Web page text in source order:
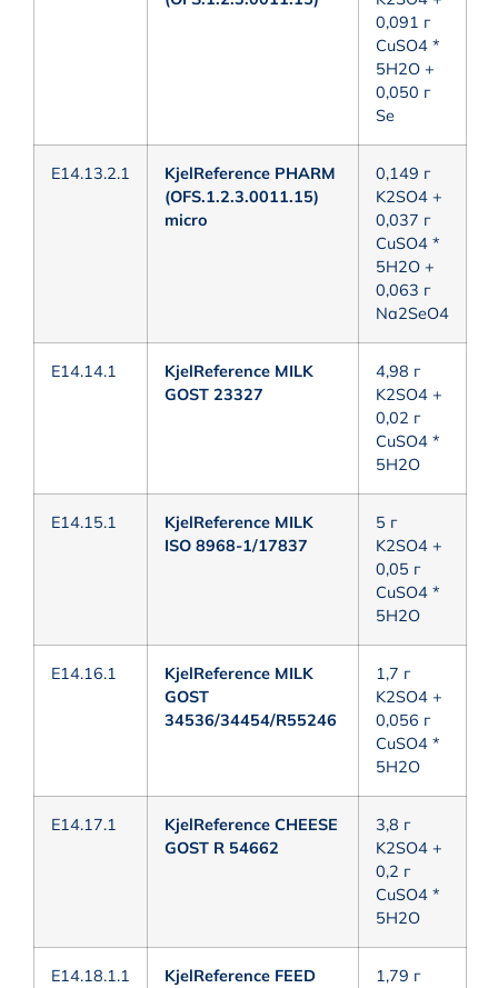
0,091 г
CuSO4 *
5H2O +
0,050 г
Se
E14.13.2.1
KjelReference PHARM
(OFS.1.2.3.0011.15)
micro
0,149 г
K2SO4 +
0,037 г
CuSO4 *
5H2O +
0,063 г
Na2SeO4
E14.14.1
KjelReference MILK
GOST 23327
4,98 г
K2SO4 +
0,02 г
CuSO4 *
5H2O
E14.15.1
KjelReference MILK
ISO 8968-1/17837
5 г
K2SO4 +
0,05 г
CuSO4 *
5H2O
E14.16.1
KjelReference MILK
GOST
34536/34454/R55246
1,7 г
K2SO4 +
0,056 г
CuSO4 *
5H2O
E14.17.1
KjelReference CHEESE
GOST R 54662
3,8 г
K2SO4 +
0,2 г
CuSO4 *
5H2O
E14.18.1.1
KjelReference FEED
1,79 г